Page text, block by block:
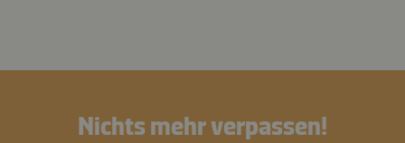
Nichts mehr verpassen!